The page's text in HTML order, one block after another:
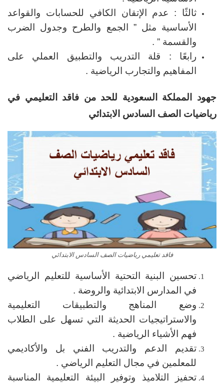
ثالثًا : عدم الإتقان الكافي للحسابات والقواعد
الأساسية مثل ” الجمع والطرح وجدول الضرب
والقسمة ” .
رابعًا : قلة التدريب والتطبيق العملي على
المفاهيم والتجارب الرياضية .
جهود المملكة السعودية للحد من فاقد التعليمي في
رياضيات الصف السادس الابتدائي
فاقد تعليمي رياضيات الصف السادس الابتدائي
تحسين البنية التحتية الأساسية للتعليم الرياضي
في المدارس الابتدائية والروضة .
وضع المناهج والتطبيقات التعليمية
والاستراتيجيات الحديثة التي تسهل على الطلاب
فهم الأشياء الرياضية .
تقديم الدعم والتدريب الفني بل والأكاديمي
للمعلمين في مجال التعليم الرياضي .
تحفيز التلاميذ وتوفير البيئة التعليمية المناسبة